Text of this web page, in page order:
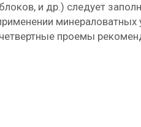
и др.) следует
минераловатных
проемы